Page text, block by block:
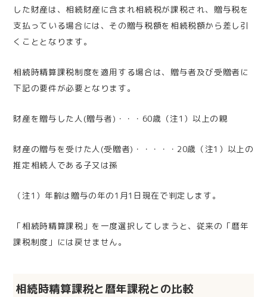
した財産は、相続財産に含まれ相続税が課税され、贈与税を
支払っている場合には、その贈与税額を相続税額から差し引
くこととなります。
相続時精算課税制度を適用する場合は、贈与者及び受贈者に
下記の要件が必要となります。
財産を贈与した人(贈与者)・・・60歳（注1）以上の親
財産の贈与を受けた人(受贈者)・・・・・20歳（注1）以上の
推定相続人である子又は孫
（注1）年齢は贈与の年の1月1日現在で判定します。
「相続時精算課税」を一度選択してしまうと、従来の「暦年
課税制度」には戻せません。
相続時精算課税と暦年課税との比較